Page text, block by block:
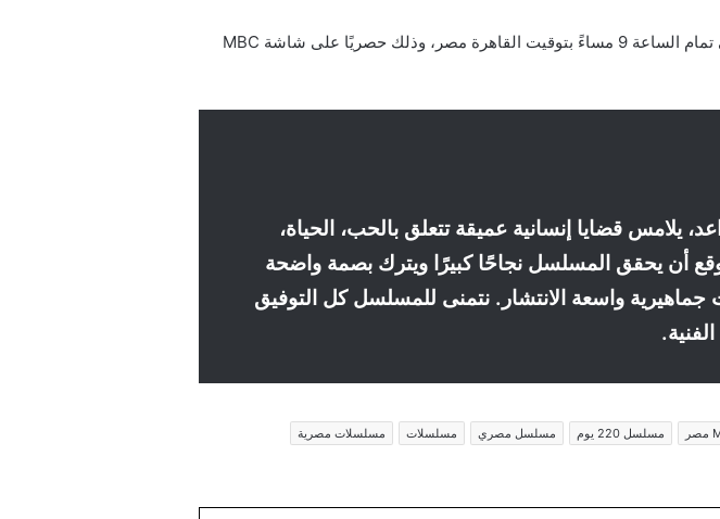
يبدأ عرض مسلسل 220 يوم في يوم الخميس الموافق لـ 31 يوليو 2025، يوميًا في تمام الساعة 9 مساءً بتوقيت القاهرة مصر، وذلك حصريًا على شاشة MBC
عمل درامي واعد، يلامس قضايا إنسانية عميقة تتعلق بالحب، الحياة،
أن يحقق المسلسل نجاحًا كبيرًا ويترك بصمة واضحة
واسعة الانتشار. نتمنى للمسلسل كل التوفيق
مسلسل 220 يوم مسلسل مصري مسلسلات
مسلسلات مصرية